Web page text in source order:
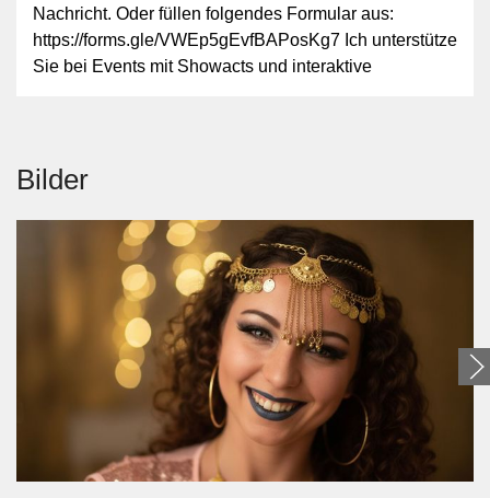
Nachricht. Oder füllen folgendes Formular aus:
https://forms.gle/VWEp5gEvfBAPosKg7 Ich unterstütze
Sie bei Events mit Showacts und interaktive
Bilder